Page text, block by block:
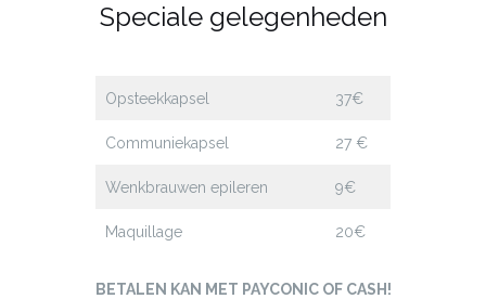
Speciale gelegenheden
Opsteekkapsel 37€
Communiekapsel 27 €
Wenkbrauwen epileren 9€
Maquillage 20€
BETALEN KAN MET PAYCONIC OF CASH!